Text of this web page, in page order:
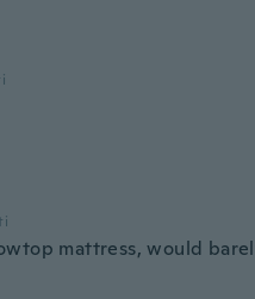
mattress, would